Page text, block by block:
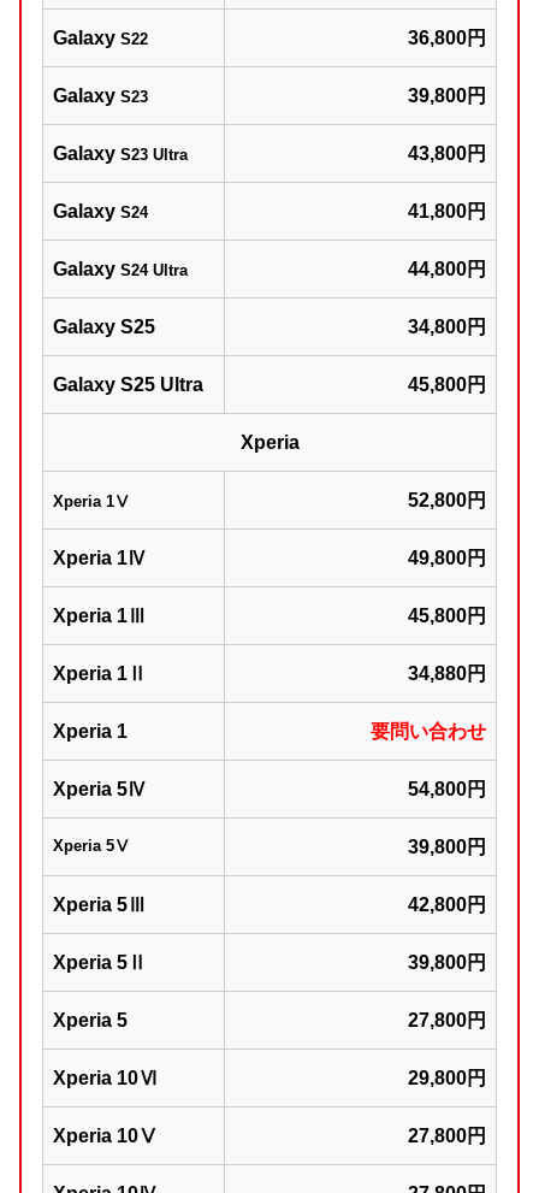
Galaxy S22 36,800円
Galaxy S23 39,800円
Galaxy S23 Ultra 43,800円
Galaxy S24 41,800円
Galaxy S24 Ultra 44,800円
Galaxy S25 34,800円
Galaxy S25 Ultra 45,800円
Xperia
Xperia 1Ⅴ 52,800円
Xperia 1Ⅳ 49,800円
Xperia 1Ⅲ 45,800円
Xperia 1Ⅱ 34,880円
Xperia 1 要問い合わせ
Xperia 5Ⅳ 54,800円
Xperia 5Ⅴ 39,800円
Xperia 5Ⅲ 42,800円
Xperia 5Ⅱ 39,800円
Xperia 5 27,800円
Xperia 10Ⅵ 29,800円
Xperia 10Ⅴ 27,800円